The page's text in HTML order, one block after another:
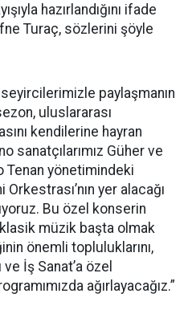
hazırlandığını ifade
Turaç, sözlerini şöyle
seyircilerimizle paylaşmanın
uluslararası
kendilerine hayran
sanatçılarımız Güher ve
Tenan yönetimindeki
yer alacağı
Bu özel konserin
müzik başta olmak
önemli topluluklarını,
İş Sanat’a özel
ağırlayacağız.”